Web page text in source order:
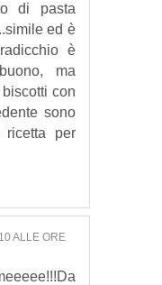
di pasta
ed è
è
ma
con
sono
per
ALLE ORE